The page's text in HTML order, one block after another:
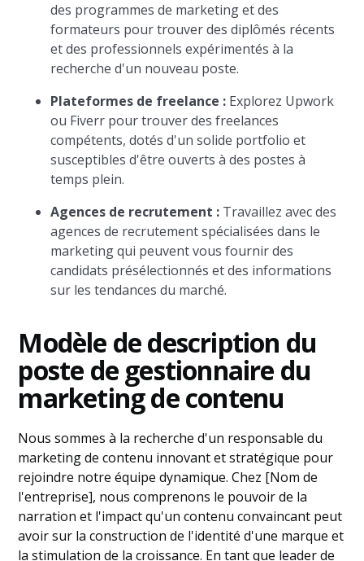
des programmes de marketing et des
formateurs pour trouver des diplômés récents
et des professionnels expérimentés à la
recherche d'un nouveau poste.
Plateformes de freelance : Explorez Upwork
ou Fiverr pour trouver des freelances
compétents, dotés d'un solide portfolio et
susceptibles d'être ouverts à des postes à
temps plein.
Agences de recrutement : Travaillez avec des
agences de recrutement spécialisées dans le
marketing qui peuvent vous fournir des
candidats présélectionnés et des informations
sur les tendances du marché.
Modèle de description du
poste de gestionnaire du
marketing de contenu
Nous sommes à la recherche d'un responsable du
marketing de contenu innovant et stratégique pour
rejoindre notre équipe dynamique. Chez [Nom de
l'entreprise], nous comprenons le pouvoir de la
narration et l'impact qu'un contenu convaincant peut
avoir sur la construction de l'identité d'une marque et
la stimulation de la croissance. En tant que leader de